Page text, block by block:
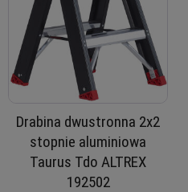
Drabina dwustronna 2x2
stopnie aluminiowa
Taurus Tdo ALTREX
192502